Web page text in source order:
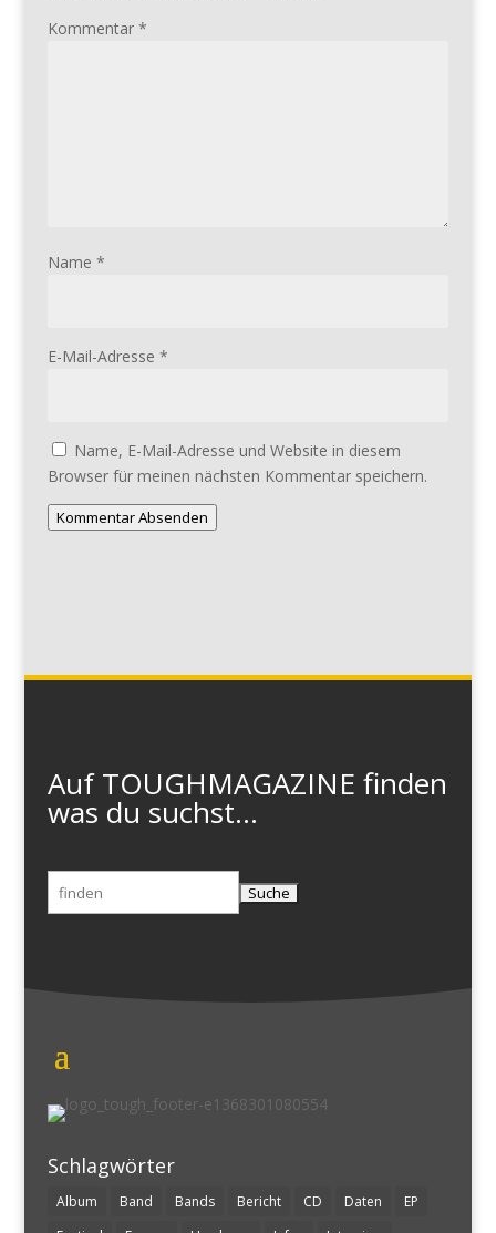
Kommentar *
Name *
E-Mail-Adresse *
Name, E-Mail-Adresse und Website in diesem
Browser für meinen nächsten Kommentar speichern.
Kommentar Absenden
Auf TOUGHMAGAZINE finden
was du suchst...
Suchen
nach:
Schlagwörter
Album Band Bands Bericht CD Daten
EP